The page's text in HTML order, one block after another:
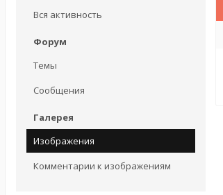
Вся активность
Форум
Темы
Сообщения
Галерея
Изображения
Комментарии к изображениям